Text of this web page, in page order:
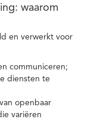
waarom
en verwerkt voor
communiceren;
diensten te
openbaar
variëren